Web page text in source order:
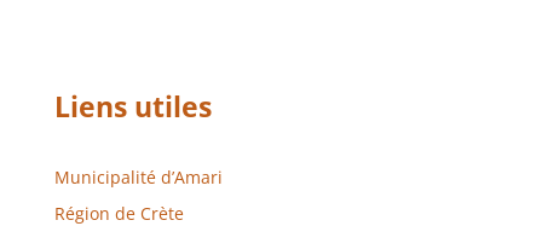
Liens utiles
Municipalité d’Amari
Région de Crète